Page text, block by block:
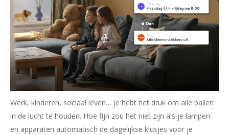
Werk, kinderen, sociaal leven… je hebt het druk om alle ballen
in de lucht te houden. Hoe fijn zou het niet zijn als je lampen
en apparaten automatisch de dagelijkse klusjes voor je